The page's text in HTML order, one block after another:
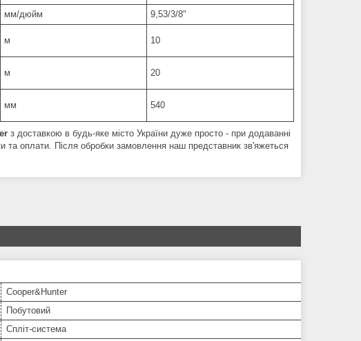
мм/дюйм
9,53/3/8"
м 10
м 20
мм 540
з доставкою в будь-яке місто України дуже просто - при додаванні
та оплати. Після обробки замовлення наш представник зв'яжеться
Cooper&Hunter
Побутовий
Спліт-система